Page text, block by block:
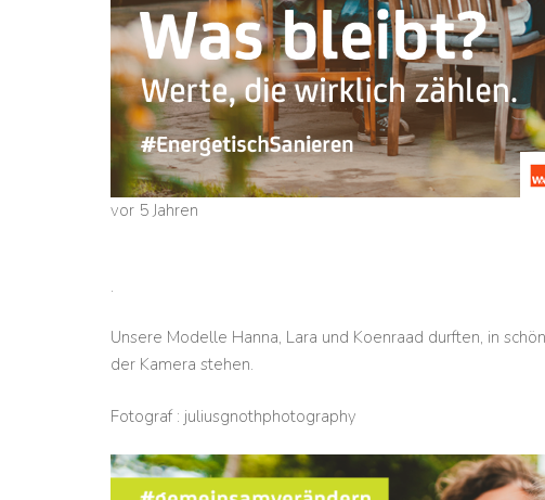
vor 5 Jahren
.
Unsere Modelle Hanna, Lara und Koenraad durften, in
der Kamera stehen.
Fotograf : juliusgnothphotography